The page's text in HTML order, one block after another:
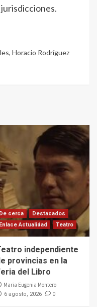
, Horacio Rodríguez
De cerca
Destacados
Enlace Actualidad
Teatro
independiente
provincias en la
del Libro
Maria Eugenia Montero
6 agosto, 2026 0